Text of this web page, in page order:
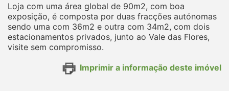
Loja com uma área global de 90m2, com boa
exposição, é composta por duas fracções autónomas
sendo uma com 36m2 e outra com 34m2, com dois
estacionamentos privados, junto ao Vale das Flores,
visite sem compromisso.
Imprimir a informação deste imóvel